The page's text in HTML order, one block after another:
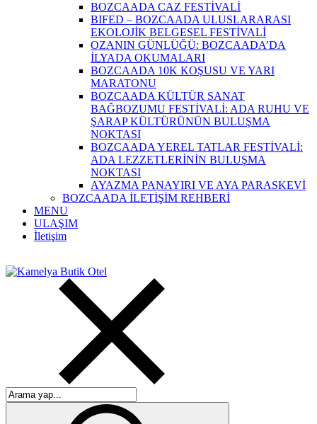
BOZCAADA CAZ FESTİVALİ
BIFED – BOZCAADA ULUSLARARASI
EKOLOJİK BELGESEL FESTİVALİ
OZANIN GÜNLÜĞÜ: BOZCAADA’DA
İLYADA OKUMALARI
BOZCAADA 10K KOŞUSU VE YARI
MARATONU
BOZCAADA KÜLTÜR SANAT
BAĞBOZUMU FESTİVALİ: ADA RUHU VE
ŞARAP KÜLTÜRÜNÜN BULUŞMA
NOKTASI
BOZCAADA YEREL TATLAR FESTİVALİ:
ADA LEZZETLERİNİN BULUŞMA
NOKTASI
AYAZMA PANAYIRI VE AYA PARASKEVİ
BOZCAADA İLETİŞİM REHBERİ
MENU
ULAŞIM
İletişim